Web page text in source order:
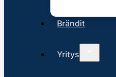
Brändit
Yritys